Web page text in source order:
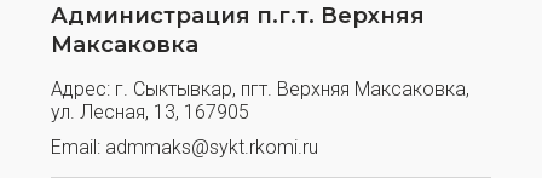
Администрация п.г.т. Верхняя
Максаковка
Адрес: г. Сыктывкар, пгт. Верхняя Максаковка,
ул. Лесная, 13, 167905
Email: admmaks@sykt.rkomi.ru